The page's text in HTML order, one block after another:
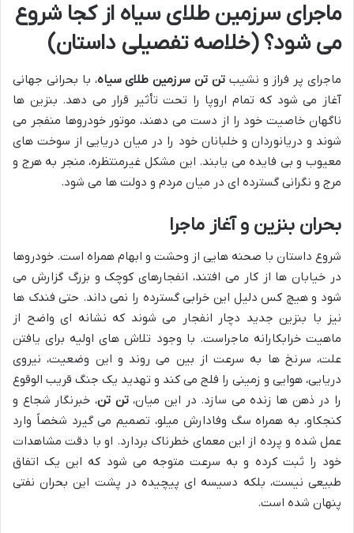
ماجرای سرزمین طلای سیاه از کجا شروع
می شود؟ (خلاصه تفصیلی داستان)
ماجرای پر فراز و نشیبتن تن سرزمین طلای سیاه، با بحرانی جهانی
آغاز می شود که تمام اروپا را تحت تأثیر قرار می دهد. بنزین ها
ناگهان خاصیت خود را از دست می دهند، موتور خودروها منفجر می
شوند و دریانوردان و خلبانان خود را در میان دریایی از سوخت های
معیوب و بی فایده می یابند. این مشکل غیرمنتظره، منجر به هرج و
مرج و نگرانی گسترده ای در میان مردم و دولت ها می شود.
بحران بنزین و آغاز ماجرا
شروع داستان با صحنه هایی از وحشت و ابهام همراه است. خودروها
در خیابان ها از کار می افتند، انفجارهای کوچک و بزرگ گزارش می
شود و هیچ کس دلیل این خرابی گسترده را نمی داند. حتی فندک ها
نیز با بنزین جدید دچار انفجار می شوند که نشانه ای واضح از
ماهیت خرابکارانه ماجراست. با وجود تلاش های اولیه برای یافتن
علت، سرنخ ها به سرعت از بین می روند و این وضعیت، نیروی
دریایی، هوایی و زمینی را فلج می کند و تهدید یک جنگ قریب الوقوع
را در ذهن ها زنده می سازد. در این میان،تن تن، خبرنگار شجاع و
کنجکاو، به همراه سگ وفادارش میلو، تصمیم می گیرد شخصاً وارد
عمل شده و پرده از این معمای خطرناک بردارد. او با دقت مشاهدات
خود را ثبت کرده و به سرعت متوجه می شود که این یک اتفاق
طبیعی نیست، بلکه دسیسه ای پیچیده در پشت این بحران نفتی
پنهان شده است.